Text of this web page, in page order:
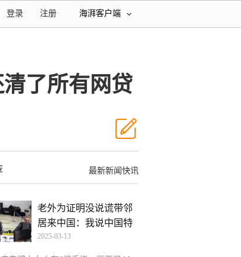
海湃客户端
注册
登录
了所有网贷
最新新闻快讯
老外为证明没说谎带邻
居来中国：我说中国特
别
2025-03-13